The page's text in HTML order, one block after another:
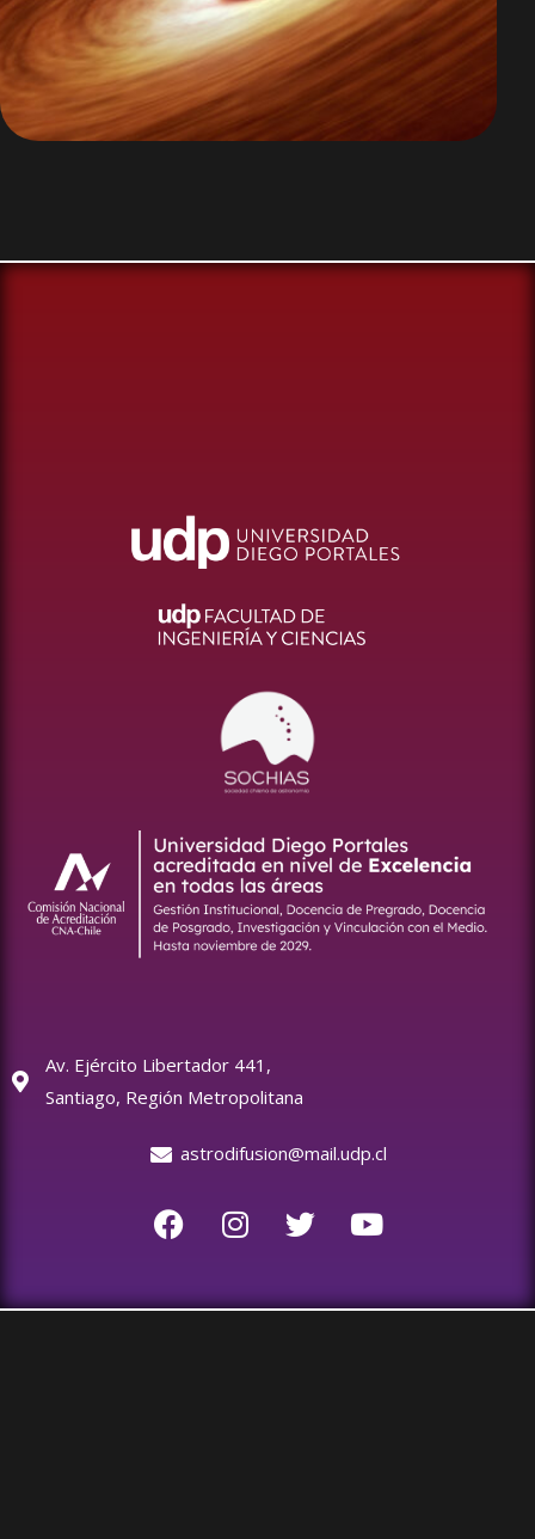
Av. Ejército Libertador 441,
Santiago, Región Metropolitana
astrodifusion@mail.udp.cl